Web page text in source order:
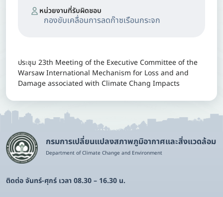
หน่วยงานที่รับผิดชอบ
กองขับเคลื่อนการลดก๊าซเรือนกระจก
ประชุม 23th Meeting of the Executive Committee of the
Warsaw International Mechanism for Loss and and
Damage associated with Climate Chang Impacts
กรมการเปลี่ยนแปลงสภาพภูมิอากาศและสิ่งแวดล้อม
Department of Climate Change and Environment
ติดต่อ จันทร์-ศุกร์ เวลา 08.30 – 16.30 น.